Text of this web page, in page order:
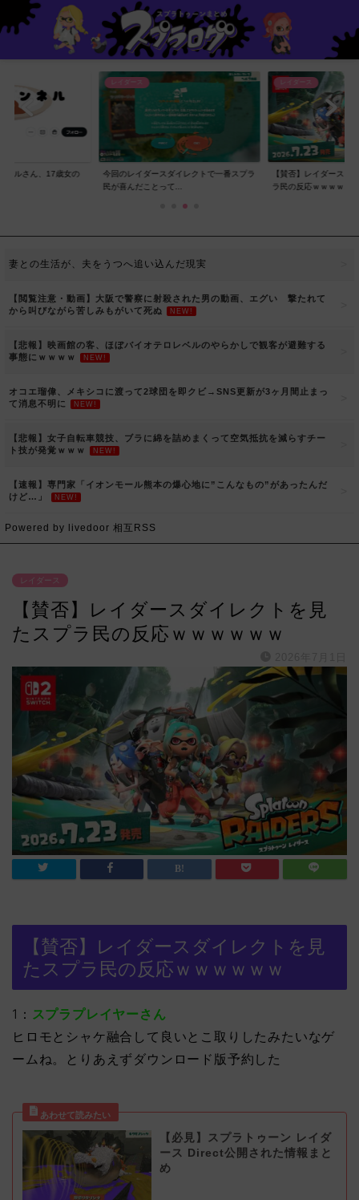
ネルさん、17歳女の
レイダース
今回のレイダースダイレクトで一番スプラ
民が喜んだことって...
レイダース
【賛否】レイダースダ
ラ民の反応ｗｗｗｗ...
妻との生活が、夫をうつへ追い込んだ現実
【閲覧注意・動画】大阪で警察に射殺された男の動画、エグい 撃たれて
から叫びながら苦しみもがいて死ぬ
NEW!
【悲報】映画館の客、ほぼバイオテロレベルのやらかしで観客が避難する
事態にｗｗｗｗ
NEW!
オコエ瑠偉、メキシコに渡って2球団を即クビ→SNS更新が3ヶ月間止まっ
て消息不明に
NEW!
【悲報】女子自転車競技、ブラに綿を詰めまくって空気抵抗を減らすチー
ト技が発覚ｗｗｗ
NEW!
【速報】専門家「イオンモール熊本の爆心地に”こんなもの”があったんだ
けど…」
NEW!
Powered by livedoor 相互RSS
レイダース
【賛否】レイダースダイレクトを見
たスプラ民の反応ｗｗｗｗｗｗ
【賛否】レイダースダイレクトを見
たスプラ民の反応ｗｗｗｗｗｗ
1： スプラプレイヤーさん
ヒロモとシャケ融合して良いとこ取りしたみたいなゲ
ームね。とりあえずダウンロード版予約した
【必見】スプラトゥーン レイダ
ース Direct公開された情報まと
め